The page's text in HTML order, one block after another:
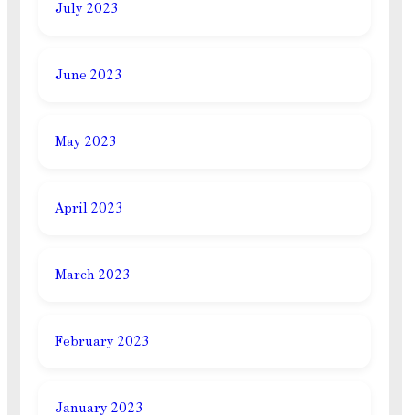
July 2023
June 2023
May 2023
April 2023
March 2023
February 2023
January 2023